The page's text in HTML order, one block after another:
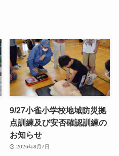
9/27小雀小学校地域防災拠
点訓練及び安否確認訓練の
お知らせ
2026年8月7日